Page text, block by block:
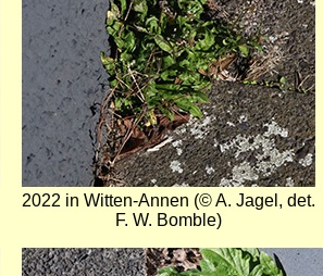
2022 in Witten-Annen (© A. Jagel, det.
F. W. Bomble)
Bild